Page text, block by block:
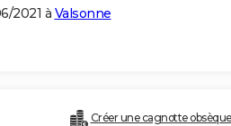
2021 à Valsonne
Créer une cagnotte